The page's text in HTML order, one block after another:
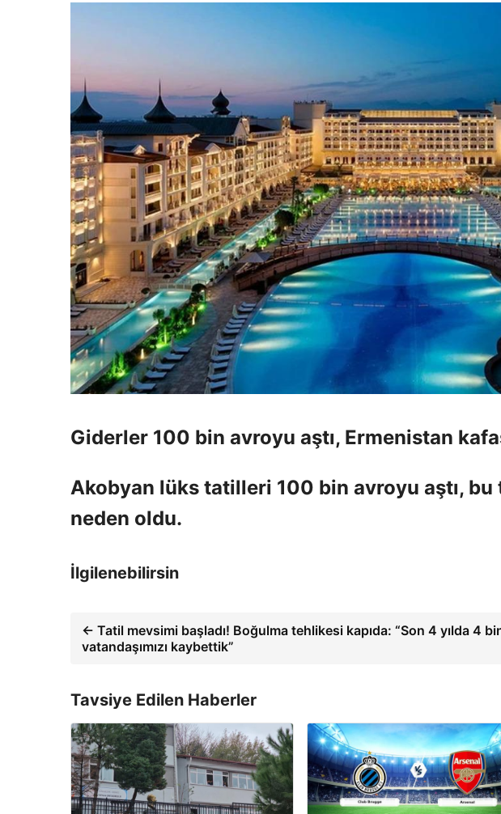
Giderler 100 bin avroyu aştı, Ermenistan
Akobyan lüks tatilleri 100 bin avroyu aştı,
neden oldu.
İlgilenebilirsin
← Tatil mevsimi başladı! Boğulma tehlikesi kapıda: “Son 4 yılda 4
vatandaşımızı kaybettik”
Tavsiye Edilen Haberler